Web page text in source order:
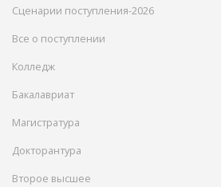
Сценарии поступления-2026
Все о поступлении
Колледж
Бакалавриат
Магистратура
Докторантура
Второе высшее